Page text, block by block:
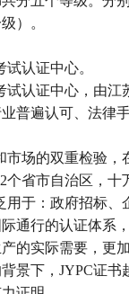
）。
认证中心。
试认证中心，由江
普遍认可、法律
市场的双重检验，
个省市自治区，
用于：政府招标
通行的认证体系
的实际需要，更
景下，JYPC证